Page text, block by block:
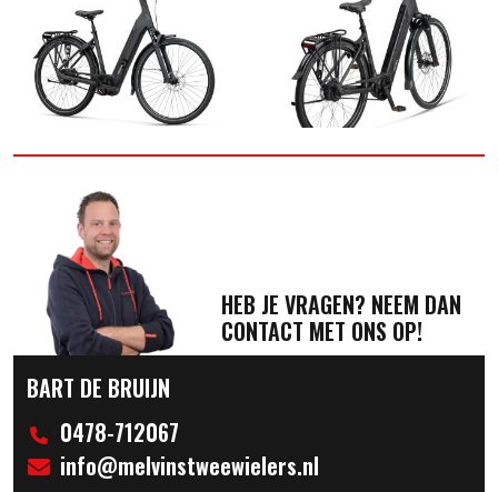
HEB JE VRAGEN? NEEM DAN
CONTACT MET ONS OP!
BART DE BRUIJN
0478-712067
info@melvinstweewielers.nl